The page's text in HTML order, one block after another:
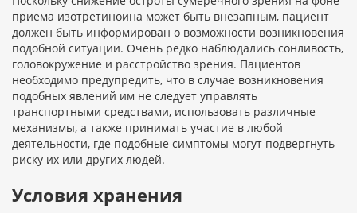
приема изотретиноина может быть внезапным, пациент
должен быть информирован о возможности возникновения
подобной ситуации. Очень редко наблюдались сонливость,
головокружение и расстройство зрения. Пациентов
необходимо предупредить, что в случае возникновения
подобных явлений им не следует управлять
транспортными средствами, использовать различные
механизмы, а также принимать участие в любой
деятельности, где подобные симптомы могут подвергнуть
риску их или других людей.
Условия хранения